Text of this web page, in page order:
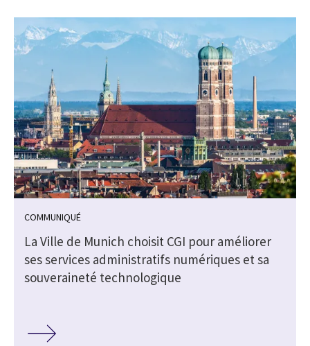
COMMUNIQUÉ
La Ville de Munich choisit CGI pour améliorer
ses services administratifs numériques et sa
souveraineté technologique